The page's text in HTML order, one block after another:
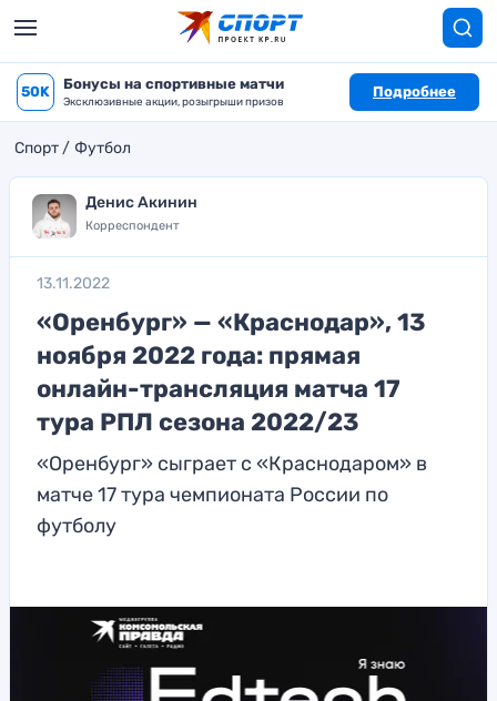
50K Бонусы на спортивные матчи
Эксклюзивные акции, розыгрыши призов
Подробнее
Спорт Футбол
Денис Акинин
Корреспондент
13.11.2022
«Оренбург» — «Краснодар», 13
ноября 2022 года: прямая
онлайн-трансляция матча 17
тура РПЛ сезона 2022/23
«Оренбург» сыграет с «Краснодаром» в
матче 17 тура чемпионата России по
футболу